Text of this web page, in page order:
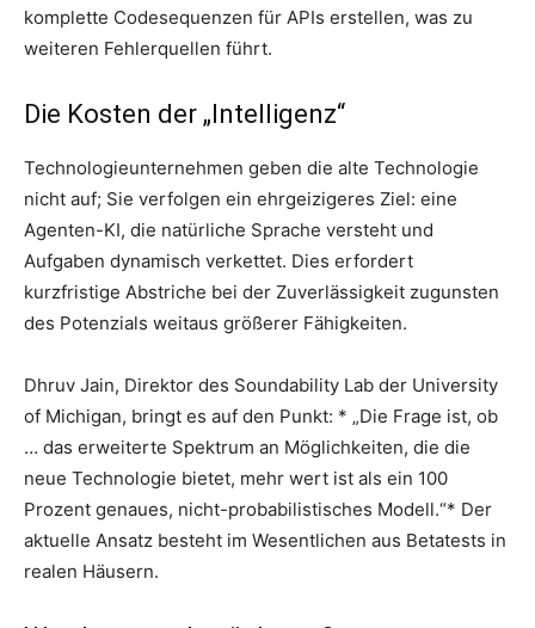
komplette Codesequenzen für APIs erstellen, was zu
weiteren Fehlerquellen führt.
Die Kosten der „Intelligenz“
Technologieunternehmen geben die alte Technologie
nicht auf; Sie verfolgen ein ehrgeizigeres Ziel: eine
Agenten-KI, die natürliche Sprache versteht und
Aufgaben dynamisch verkettet. Dies erfordert
kurzfristige Abstriche bei der Zuverlässigkeit zugunsten
des Potenzials weitaus größerer Fähigkeiten.
Dhruv Jain, Direktor des Soundability Lab der University
of Michigan, bringt es auf den Punkt: * „Die Frage ist, ob
… das erweiterte Spektrum an Möglichkeiten, die die
neue Technologie bietet, mehr wert ist als ein 100
Prozent genaues, nicht-probabilistisches Modell.“* Der
aktuelle Ansatz besteht im Wesentlichen aus Betatests in
realen Häusern.